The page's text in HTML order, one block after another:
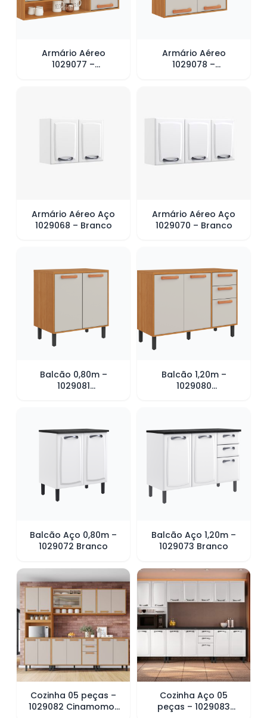
Armário Aéreo
1029077 –
Armário Aéreo
1029078 –
Armário Aéreo Aço
1029068 – Branco
Armário Aéreo Aço
1029070 – Branco
Balcão 0,80m –
1029081
Balcão 1,20m –
1029080
Balcão Aço 0,80m –
1029072 Branco
Balcão Aço 1,20m –
1029073 Branco
Cozinha 05 peças –
1029082 Cinamomo/
Cozinha Aço 05
peças – 1029083